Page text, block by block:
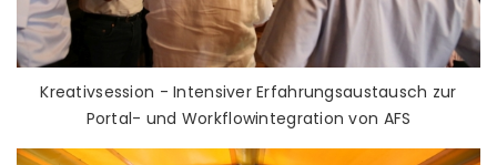
Kreativsession - Intensiver Erfahrungsaustausch zur
Portal- und Workflowintegration von AFS